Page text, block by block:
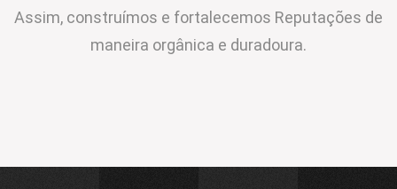
Assim, construímos e fortalecemos Reputações de
maneira orgânica e duradoura.